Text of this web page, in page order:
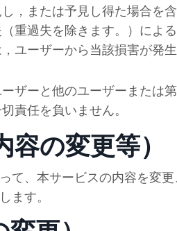
，または予見し得た場合を
重過失を除きます。）によ
ユーザーから当該損害が発
ザーと他のユーザーまたは
責任を負いません。
の変更等）
て、本サービスの内容を変
ます。